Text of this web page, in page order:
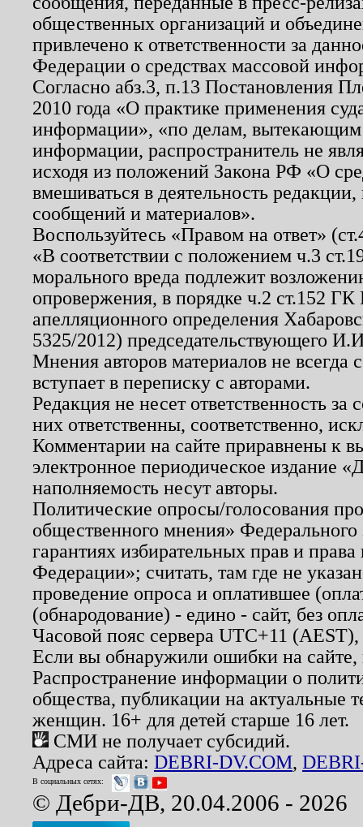
общественных организаций и
привлечено к ответственности за
Федерации о средствах массовой
Согласно абз.3, п.13 Постановления
2010 года «О практике применения
информации», «по делам, вытекающим
информации, распространитель не
исходя из положений Закона РФ «О
вмешиваться в деятельность
сообщений и материалов».
Воспользуйтесь «Правом на ответ»
«В соответствии с положением ч.3
морального вреда подлежит
опровержения, в порядке ч.2 ст.152
апелляционного определения
5325/2012) председательствующего
Мнения авторов материалов не
вступает в переписку с авторами.
Редакция не несет ответственность
них ответственны, соответственно,
Комментарии на сайте приравнены к
электронное периодическое издание
наполняемость несут авторы.
Политические опросы/голосования
общественного мнения»
гарантиях избирательных прав и
Федерации»; считать, там где не
проведение опроса и оплатившее
(обнародование) - едино - сайт, без
Часовой пояс сервера UTC+11
Если вы обнаружили ошибки на
Распространение информации о
общества, публикации на актуальные
женщин. 16+ для детей старше 16 лет.
СМИ не получает субсидий.
Адреса сайта: DEBRI-DV.COM,
В социальных сетях:
© Дебри-ДВ, 20.04.2006 - 2026